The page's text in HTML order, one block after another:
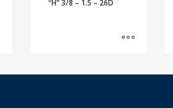
“H” 3/8 – 1.5 – 26D